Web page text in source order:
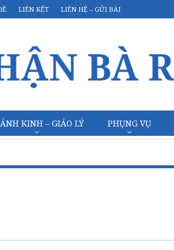
LIÊN KẾT LIÊN HỆ – GỬI BÀI
KINH – GIÁO LÝ PHỤNG VỤ